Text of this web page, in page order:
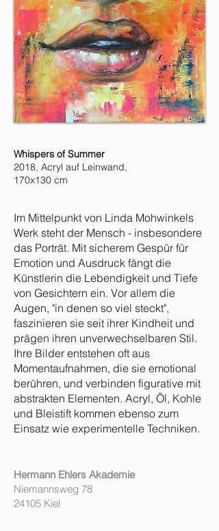
Whispers of Summer
2018, Acryl auf Leinwand,
170x130 cm
Im Mittelpunkt von Linda Mohwinkels
Werk steht der Mensch - insbesondere
das Porträt. Mit sicherem Gespür für
Emotion und Ausdruck fängt die
Künstlerin die Lebendigkeit und Tiefe
von Gesichtern ein. Vor allem die
Augen, "in denen so viel steckt",
faszinieren sie seit ihrer Kindheit und
prägen ihren unverwechselbaren Stil.
Ihre Bilder entstehen oft aus
Momentaufnahmen, die sie emotional
berühren, und verbinden figurative mit
abstrakten Elementen. Acryl, Öl, Kohle
und Bleistift kommen ebenso zum
Einsatz wie experimentelle Techniken.
Hermann Ehlers Akademie
Niemannsweg 78
24105 Kiel